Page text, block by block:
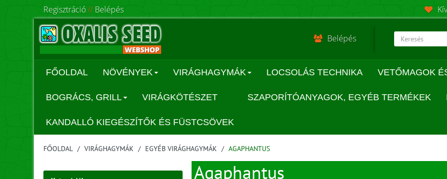
Regisztráció// Belépés
Belépés
FŐOLDAL NÖVÉNYEK VIRÁGHAGYMÁK LOCSOLÁS TECHNIKA VETŐMAGOK
BOGRÁCS, GRILL VIRÁGKÖTÉSZET SZAPORÍTÓANYAGOK, EGYÉB TERMÉKEK
KANDALLÓ KIEGÉSZÍTŐK ÉS FÜSTCSÖVEK
FŐOLDAL VIRÁGHAGYMÁK EGYÉB VIRÁGHAGYMÁK AGAPHANTUS
Agaphantus